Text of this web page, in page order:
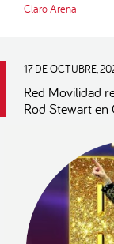
Claro Arena
17 DE OCTUBRE,
Red Movilidad
Rod Stewart en